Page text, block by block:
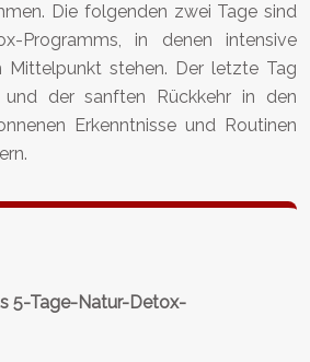
Die folgenden zwei Tage sind
Programms, in denen intensive
Mittelpunkt stehen. Der letzte Tag
der sanften Rückkehr in den
Erkenntnisse und Routinen
5-Tage-Natur-Detox-